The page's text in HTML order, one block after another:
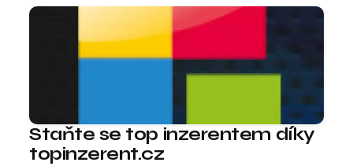
Staňte se top inzerentem díky
topinzerent.cz